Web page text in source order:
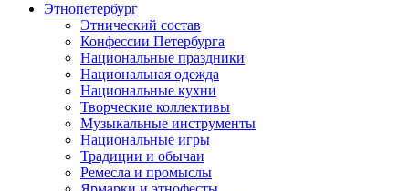
Этнопетербург
Этнический состав
Конфессии Петербурга
Национальные праздники
Национальная одежда
Национальные кухни
Творческие коллективы
Музыкальные инструменты
Национальные игры
Традиции и обычаи
Ремесла и промыслы